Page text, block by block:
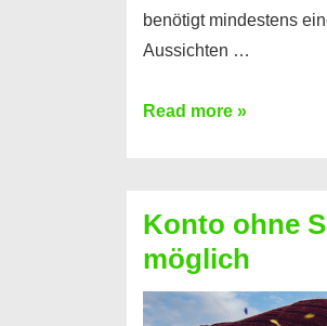
benötigt mindestens
Aussichten …
Mit
Sie
einen
Kredit
ohne
Read more »
Konto ohne
möglich